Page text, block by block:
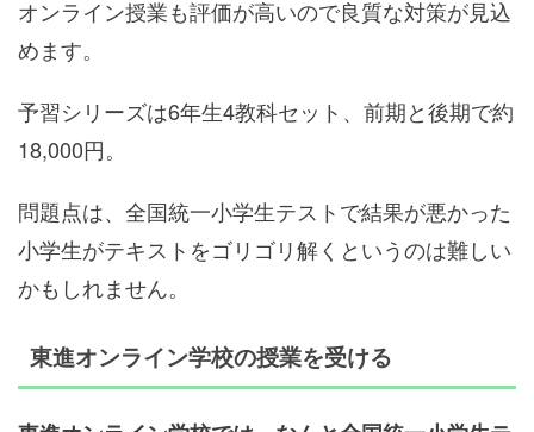
オンライン授業も評価が高いので良質な対策が見込
めます。
予習シリーズは6年生4教科セット、前期と後期で約
18,000円。
問題点は、全国統一小学生テストで結果が悪かった
小学生がテキストをゴリゴリ解くというのは難しい
かもしれません。
東進オンライン学校の授業を受ける